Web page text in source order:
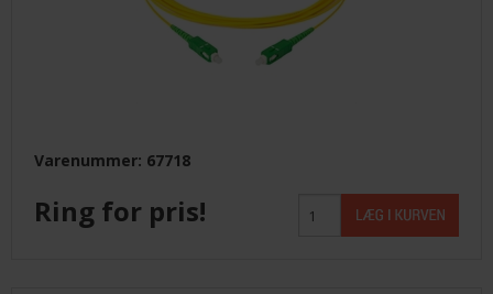
Varenummer: 67718
Ring for pris!